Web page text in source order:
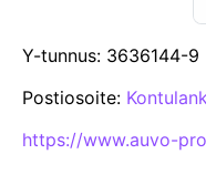
API
Pakotehaku
Y-tunnus: 3636144-9
Postiosoite:
https://www.auvo-